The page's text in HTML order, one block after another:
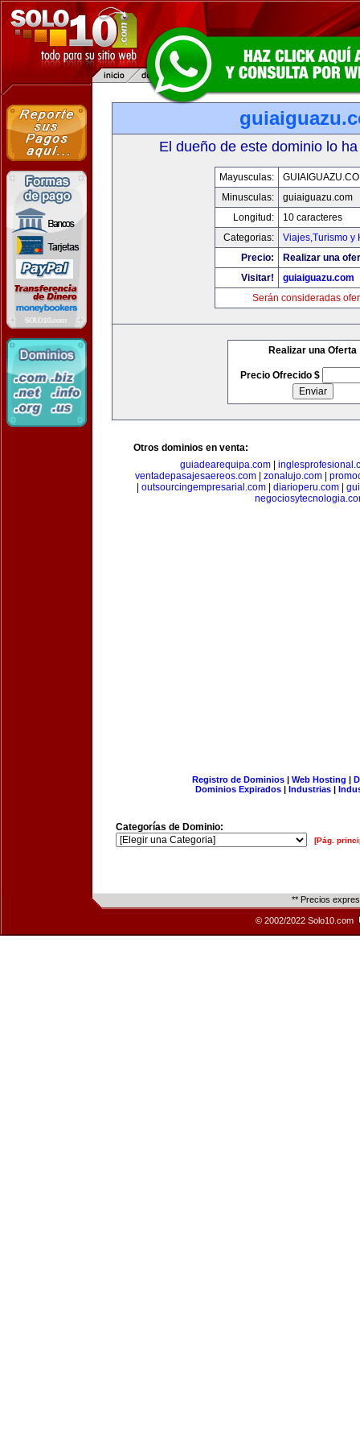
El dueño de este dominio lo
Mayusculas:
Minusculas:
guiaiguazu.com
Longitud:
10 caracteres
Categorias:
Viajes,Turismo y
Precio:
Realizar una
Visitar!
guiaiguazu.com
Serán consideradas
Realizar una Oferta
Precio Ofrecido $
Otros dominios en venta:
guiadearequipa.com|
ventadepasajesaereos.com
zonalujo.com
outsourcingempresarial.com| diarioperu.com|
Registro de Dominios| Web Hosting |
Dominios Expirados | Industrias |
Categorías de Dominio:
[Pág.
** Precios
© 2002/2022 Solo10.com